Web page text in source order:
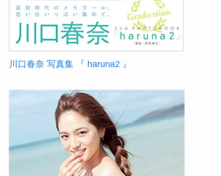
川口春奈 写真集 『 haruna2 』